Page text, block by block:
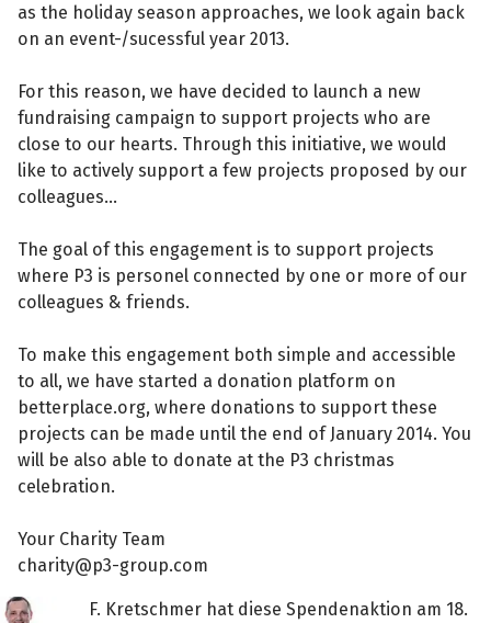
as the holiday season approaches, we look again back
on an event-/sucessful year 2013.
For this reason, we have decided to launch a new
fundraising campaign to support projects who are
close to our hearts. Through this initiative, we would
like to actively support a few projects proposed by our
colleagues...
The goal of this engagement is to support projects
where P3 is personel connected by one or more of our
colleagues & friends.
To make this engagement both simple and accessible
to all, we have started a donation platform on
betterplace.org, where donations to support these
projects can be made until the end of January 2014. You
will be also able to donate at the P3 christmas
celebration.
Your Charity Team
charity@p3-group.com
F. Kretschmer hat diese Spendenaktion am 18.